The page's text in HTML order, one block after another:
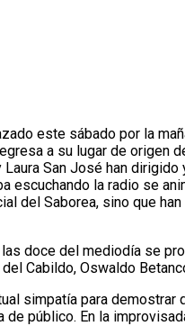
este sábado por la
a su lugar de
San José han
la radio se
del Saborea, sino que
doce del mediodía se
Cabildo, Oswaldo
simpatía para
público. En la